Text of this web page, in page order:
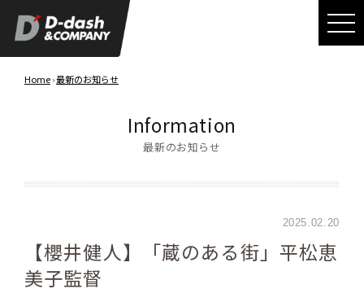
Home›最新のお知らせ
Information
最新のお知らせ
2025.02.20
【櫻井健人】「蔵のある街」平松恵
美子監督